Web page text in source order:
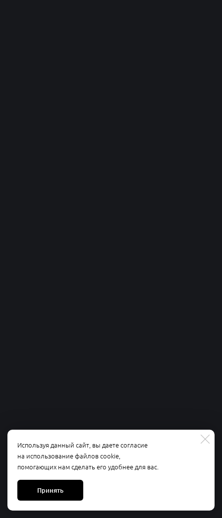
Используя данный сайт, вы даете согласие
на использование файлов cookie,
помогающих нам сделать его удобнее для вас.
Принять